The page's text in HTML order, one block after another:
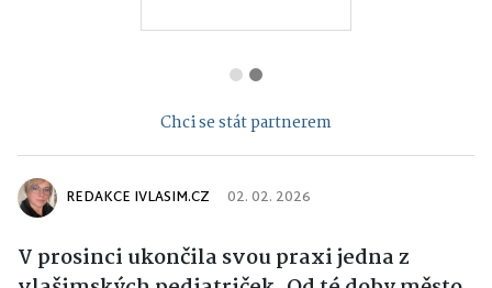
Chci se stát partnerem
REDAKCE IVLASIM.CZ 02. 02. 2026
V prosinci ukončila svou praxi jedna z